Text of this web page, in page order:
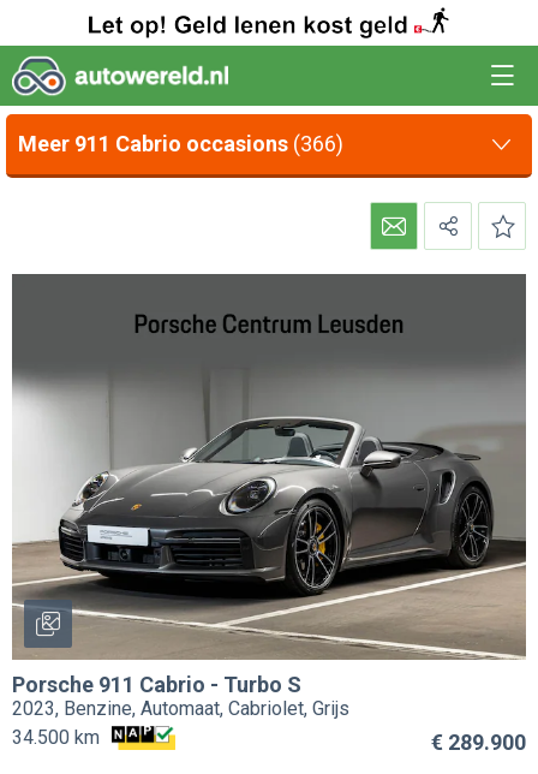
Meer 911 Cabrio occasions (366)
Porsche 911 Cabrio - Turbo S
2023, Benzine, Automaat, Cabriolet, Grijs
€ 289.900
34.500 km